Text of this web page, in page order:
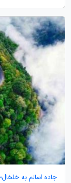
جاده اسالم به